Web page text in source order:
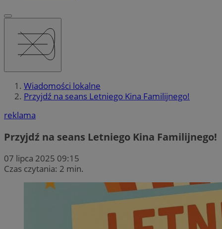
Wiadomości lokalne
Przyjdź na seans Letniego Kina Familijnego!
reklama
Przyjdź na seans Letniego Kina Familijnego!
07 lipca 2025 09:15
Czas czytania: 2 min.